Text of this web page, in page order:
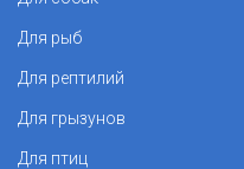
Для рыб
Для рептилий
Для грызунов
Для птиц